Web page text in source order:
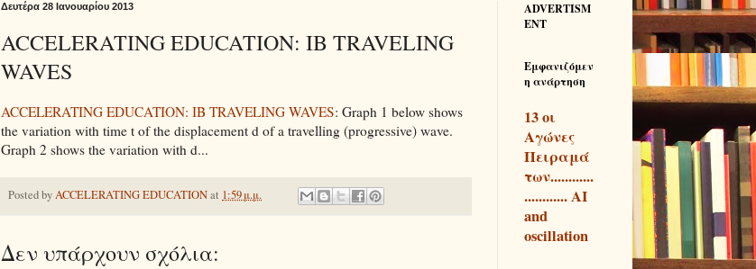
Δευτέρα 28 Ιανουαρίου 2013
ACCELERATING EDUCATION: IB TRAVELING
WAVES
ACCELERATING EDUCATION: IB TRAVELING WAVES: Graph 1 below shows
the variation with time t of the displacement d of a travelling (progressive) wave.
Graph 2 shows the variation with d...
Posted byACCELERATING EDUCATIONat 1:59 μ.μ.
Δεν υπάρχουν σχόλια:
ADVERTISM
ENT
Εμφανιζόμεν
η ανάρτηση
13 οι
Αγώνες
Πειραμά
των............
............ AI
and
oscillation